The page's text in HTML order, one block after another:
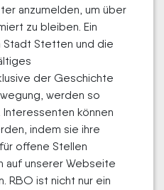
anzumelden, um über
zu bleiben. Ein
Stadt Stetten und die
der Geschichte
werden so
können
indem sie ihre
offene Stellen
auf unserer Webseite
RBO ist nicht nur ein